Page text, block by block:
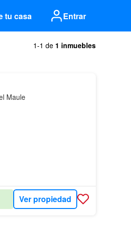
tu casa Entrar
1-1 de 1 inmuebles
Maule
Ver propiedad